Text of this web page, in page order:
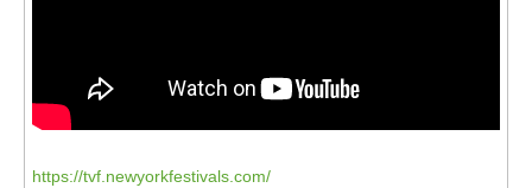
https://tvf.newyorkfestivals.com/